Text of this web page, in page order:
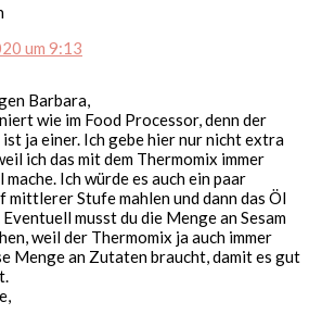
um 9:13
Barbara,
wie im Food Processor, denn der
ja einer. Ich gebe hier nur nicht extra
ich das mit dem Thermomix immer
mache. Ich würde es auch ein paar
mittlerer Stufe mahlen und dann das Öl
musst du die Menge an Sesam
weil der Thermomix ja auch immer
Menge an Zutaten braucht, damit es gut